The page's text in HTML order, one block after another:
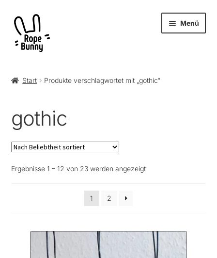
Zur
Navigation
springen
Zum
Inhalt
springen
Menü
Museum
Journal
Archiv
Start Produkte verschlagwortet mit „gothic“
gothic
Ergebnisse 1 – 12 von 23 werden angezeigtNach
1
2